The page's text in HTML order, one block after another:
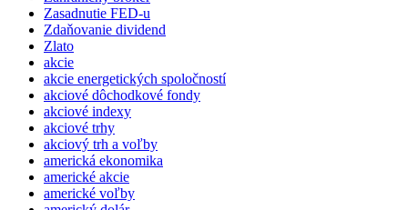
Zasadnutie FED-u
Zdaňovanie dividend
Zlato
akcie
akcie energetických spoločností
akciové dôchodkové fondy
akciové indexy
akciové trhy
akciový trh a voľby
americká ekonomika
americké akcie
americké voľby